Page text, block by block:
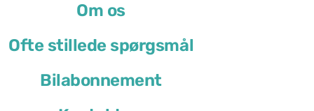
Om os
Ofte stillede spørgsmål
Bilabonnement